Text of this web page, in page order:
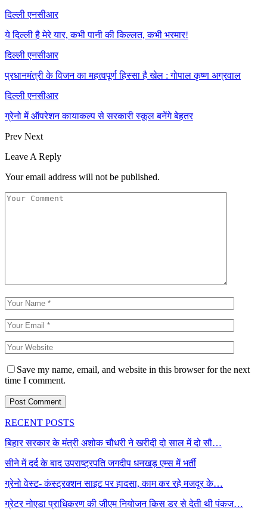
दिल्ली एनसीआर
ये दिल्ली है मेरे यार, कभी पानी की किल्लत, कभी भरमार!
दिल्ली एनसीआर
प्रधानमंत्री के विजन का महत्वपूर्ण हिस्सा है खेल : गोपाल कृष्ण अग्रवाल
दिल्ली एनसीआर
ग्रेनो में ऑपरेशन कायाकल्प से सरकारी स्कूल बनेंगे बेहतर
Prev Next
Leave A Reply
Your email address will not be published.
Save my name, email, and website in this browser for the next
time I comment.
RECENT POSTS
बिहार सरकार के मंत्री अशोक चौधरी ने खरीदी दो साल में दो सौ…
सीने में दर्द के बाद उपराष्ट्रपति जगदीप धनखड़ एम्स में भर्ती
ग्रेनो वेस्ट- कंस्ट्रक्शन साइट पर हादसा, काम कर रहे मजदूर के…
ग्रेटर नोएडा प्राधिकरण की जीएम नियोजन किस डर से देती थी पंकज…